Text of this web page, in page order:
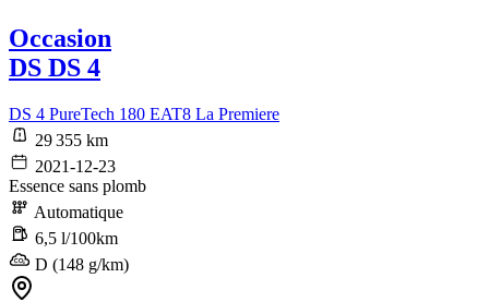
Occasion
DS DS 4
DS 4 PureTech 180 EAT8 La Premiere
29 355 km
2021-12-23
Essence sans plomb
Automatique
6,5 l/100km
D (148 g/km)